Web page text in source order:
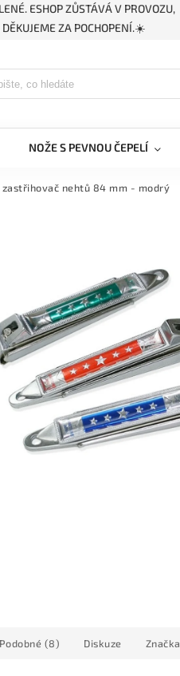
ESHOP ZŮSTÁVÁ V PROVOZU,
ZA POCHOPENÍ.☀️
NOŽE S PEVNOU ČEPELÍ
zastřihovač nehtů 84 mm - modrý
Podobné (8) Diskuze Značka